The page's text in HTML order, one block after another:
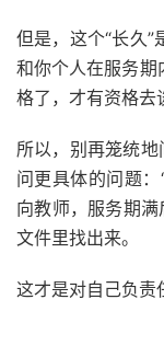
但是，这个“长久
和你个人在服务期
格了，才有资格去
所以，别再笼统地
问更具体的问题
向教师，服务期
文件里找出来。
这才是对自己负责